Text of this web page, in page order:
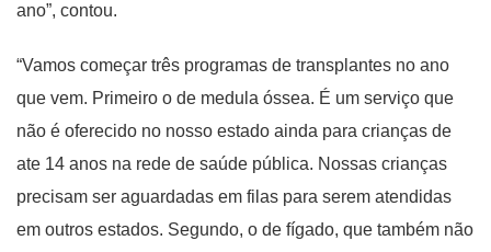
ano”, contou.
“Vamos começar três programas de transplantes no ano
que vem. Primeiro o de medula óssea. É um serviço que
não é oferecido no nosso estado ainda para crianças de
ate 14 anos na rede de saúde pública. Nossas crianças
precisam ser aguardadas em filas para serem atendidas
em outros estados. Segundo, o de fígado, que também não